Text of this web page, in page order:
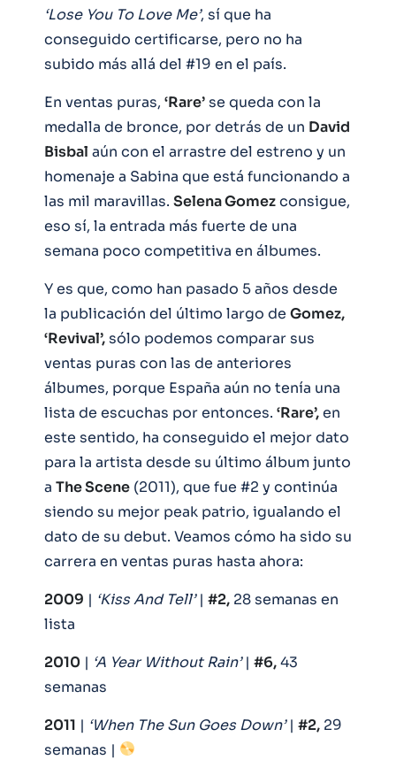
‘Lose You To Love Me’, sí que ha
conseguido certificarse, pero no ha
subido más allá del #19 en el país.
En ventas puras, ‘Rare’se queda con la
medalla de bronce, por detrás de un David
Bisbal aún con el arrastre del estreno y un
homenaje a Sabina que está funcionando a
las mil maravillas. Selena Gomezconsigue,
eso sí, la entrada más fuerte de una
semana poco competitiva en álbumes.
Y es que, como han pasado 5 años desde
la publicación del último largo de Gomez,
‘Revival’,sólo podemos comparar sus
ventas puras con las de anteriores
álbumes, porque España aún no tenía una
lista de escuchas por entonces. ‘Rare’,en
este sentido, ha conseguido el mejor dato
para la artista desde su último álbum junto
a The Scene (2011), que fue #2 y continúa
siendo su mejor peak patrio, igualando el
dato de su debut. Veamos cómo ha sido su
carrera en ventas puras hasta ahora:
2009 | ‘Kiss And Tell’| #2, 28 semanas en
lista
2010 | ‘A Year Without Rain’| #6,43
semanas
2011 | ‘When The Sun Goes Down’| #2, 29
semanas |